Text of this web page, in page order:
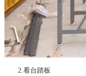
2.看台踏板